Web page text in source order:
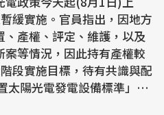
緩實施。官員指出，因地方
產權、評定、維護，以及
等情況，因此持有產權較
段實施目標，待有共識與配